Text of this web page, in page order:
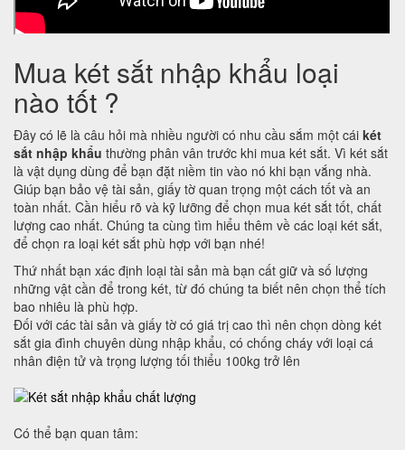
Mua két sắt nhập khẩu loại
nào tốt ?
Đây có lẽ là câu hỏi mà nhiều người có nhu cầu sắm một cái két
sắt nhập khẩu thường phân vân trước khi mua két sắt. Vì két sắt
là vật dụng dùng để bạn đặt niềm tin vào nó khi bạn vắng nhà.
Giúp bạn bảo vệ tài sản, giấy tờ quan trọng một cách tốt và an
toàn nhất. Cần hiểu rõ và kỹ lưỡng để chọn mua két sắt tốt, chất
lượng cao nhất. Chúng ta cùng tìm hiểu thêm về các loại két sắt,
để chọn ra loại két sắt phù hợp với bạn nhé!
Thứ nhất bạn xác định loại tài sản mà bạn cất giữ và số lượng
những vật cần để trong két, từ đó chúng ta biết nên chọn thể tích
bao nhiêu là phù hợp.
Đối với các tài sản và giấy tờ có giá trị cao thì nên chọn dòng két
sắt gia đình chuyên dùng nhập khẩu, có chống cháy với loại cá
nhân điện tử và trọng lượng tối thiểu 100kg trở lên
Có thể bạn quan tâm: